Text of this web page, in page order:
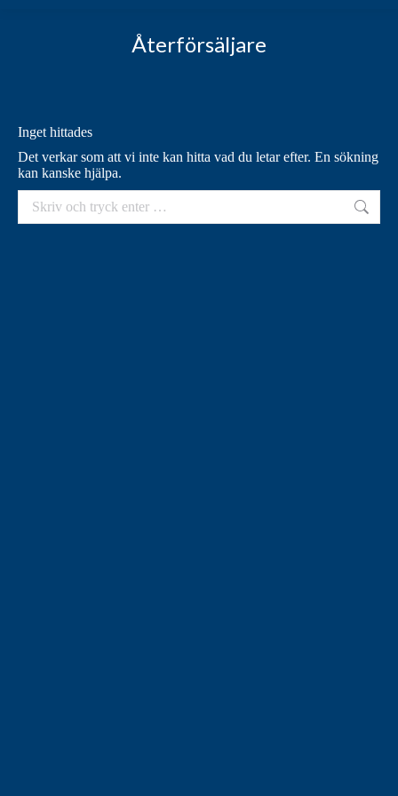
Återförsäljare
Inget hittades
Det verkar som att vi inte kan hitta vad du letar efter. En sökning
kan kanske hjälpa.